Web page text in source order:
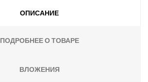
ОПИСАНИЕ
ПОДРОБНЕЕ О ТОВАРЕ
ВЛОЖЕНИЯ